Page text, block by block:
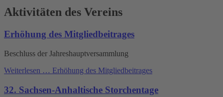
Aktivitäten des Vereins
Erhöhung des Mitgliedbeitrages
Beschluss der Jahreshauptversammlung
Weiterlesen … Erhöhung des Mitgliedbeitrages
32. Sachsen-Anhaltische Storchentage